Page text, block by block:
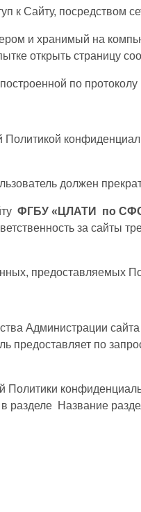
к Сайту, посредством
и хранимый на
открыть страницу
по протоколу
должен
ФГБУ «ЦЛАТИ по
за сайты
предоставляемых
Администрации
предоставляет по
разделе Название